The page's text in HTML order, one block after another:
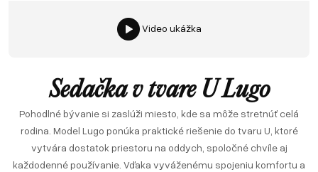
Video ukážka
Sedačka v tvare U Lugo
Pohodlné bývanie si zaslúži miesto, kde sa môže stretnúť celá
rodina. Model Lugo ponúka praktické riešenie do tvaru U, ktoré
vytvára dostatok priestoru na oddych, spoločné chvíle aj
každodenné používanie. Vďaka vyváženému spojeniu komfortu a